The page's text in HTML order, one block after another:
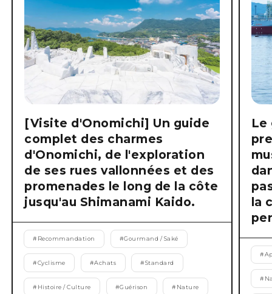
[Visite d'Onomichi] Un guide
complet des charmes
d'Onomichi, de l'exploration
de ses rues vallonnées et des
promenades le long de la côte
jusqu'au Shimanami Kaido.
# Recommandation #Gourmand / Saké
#Cyclisme #Achats #Standard
# Histoire / Culture #Guérison # Nature
Le
la
#
#